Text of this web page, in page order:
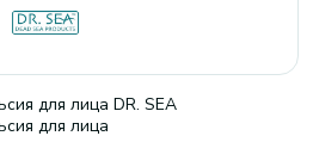
для лица DR. SEA
для лица